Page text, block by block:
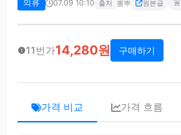
의류 07.09 10:10 출처 뽐뿌 원본글 🚨
11번가14,280원 구매하기
가격 비교 가격 흐름